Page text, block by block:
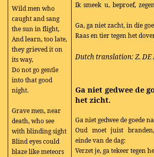
Wild men who
caught and sang
the sun in flight,
And learn, too late,
they grieved it on
its way,
Do not go gentle
into that good
night.
Grave men, near
death, who see
with blinding sight
Blind eyes could
blaze like meteors
Ik smeek u, beproef,
Ga, ga niet zacht, in die
Raas en tier tegen het
Dutch translation: Z. DE
Ga niet gedwee de
het zicht.
Ga niet gedwee de goede
Oud moet juist
einde van de dag:
Verzet je, ga tekeer tegen